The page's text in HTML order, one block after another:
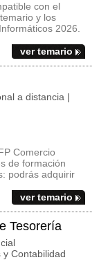
con el
y los
2026.
ver temario
a distancia |
Comercio
de formación
podrás adquirir
ver temario
Tesorería
Contabilidad